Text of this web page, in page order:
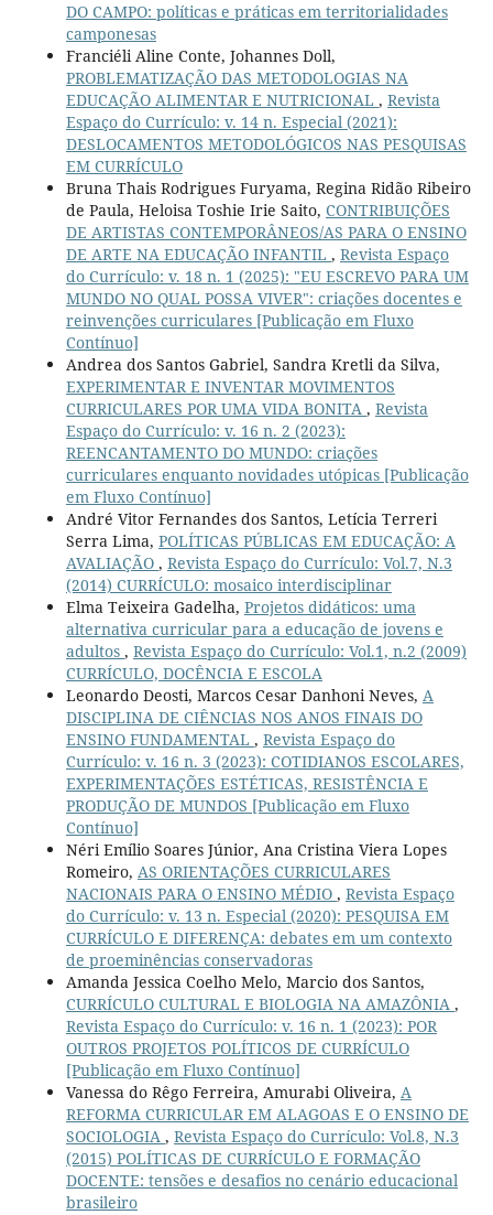
DO CAMPO: políticas e práticas em territorialidades
camponesas
Franciéli Aline Conte, Johannes Doll,
PROBLEMATIZAÇÃO DAS METODOLOGIAS NA
EDUCAÇÃO ALIMENTAR E NUTRICIONAL , Revista
Espaço do Currículo: v. 14 n. Especial (2021):
DESLOCAMENTOS METODOLÓGICOS NAS PESQUISAS
EM CURRÍCULO
Bruna Thais Rodrigues Furyama, Regina Ridão Ribeiro
de Paula, Heloisa Toshie Irie Saito, CONTRIBUIÇÕES
DE ARTISTAS CONTEMPORÂNEOS/AS PARA O ENSINO
DE ARTE NA EDUCAÇÃO INFANTIL , Revista Espaço
do Currículo: v. 18 n. 1 (2025): "EU ESCREVO PARA UM
MUNDO NO QUAL POSSA VIVER": criações docentes e
reinvenções curriculares [Publicação em Fluxo
Contínuo]
Andrea dos Santos Gabriel, Sandra Kretli da Silva,
EXPERIMENTAR E INVENTAR MOVIMENTOS
CURRICULARES POR UMA VIDA BONITA , Revista
Espaço do Currículo: v. 16 n. 2 (2023):
REENCANTAMENTO DO MUNDO: criações
curriculares enquanto novidades utópicas [Publicação
em Fluxo Contínuo]
André Vitor Fernandes dos Santos, Letícia Terreri
Serra Lima, POLÍTICAS PÚBLICAS EM EDUCAÇÃO: A
AVALIAÇÃO , Revista Espaço do Currículo: Vol.7, N.3
(2014) CURRÍCULO: mosaico interdisciplinar
Elma Teixeira Gadelha, Projetos didáticos: uma
alternativa curricular para a educação de jovens e
adultos , Revista Espaço do Currículo: Vol.1, n.2 (2009)
CURRÍCULO, DOCÊNCIA E ESCOLA
Leonardo Deosti, Marcos Cesar Danhoni Neves, A
DISCIPLINA DE CIÊNCIAS NOS ANOS FINAIS DO
ENSINO FUNDAMENTAL , Revista Espaço do
Currículo: v. 16 n. 3 (2023): COTIDIANOS ESCOLARES,
EXPERIMENTAÇÕES ESTÉTICAS, RESISTÊNCIA E
PRODUÇÃO DE MUNDOS [Publicação em Fluxo
Contínuo]
Néri Emílio Soares Júnior, Ana Cristina Viera Lopes
Romeiro, AS ORIENTAÇÕES CURRICULARES
NACIONAIS PARA O ENSINO MÉDIO , Revista Espaço
do Currículo: v. 13 n. Especial (2020): PESQUISA EM
CURRÍCULO E DIFERENÇA: debates em um contexto
de proeminências conservadoras
Amanda Jessica Coelho Melo, Marcio dos Santos,
CURRÍCULO CULTURAL E BIOLOGIA NA AMAZÔNIA ,
Revista Espaço do Currículo: v. 16 n. 1 (2023): POR
OUTROS PROJETOS POLÍTICOS DE CURRÍCULO
[Publicação em Fluxo Contínuo]
Vanessa do Rêgo Ferreira, Amurabi Oliveira, A
REFORMA CURRICULAR EM ALAGOAS E O ENSINO DE
SOCIOLOGIA , Revista Espaço do Currículo: Vol.8, N.3
(2015) POLÍTICAS DE CURRÍCULO E FORMAÇÃO
DOCENTE: tensões e desafios no cenário educacional
brasileiro